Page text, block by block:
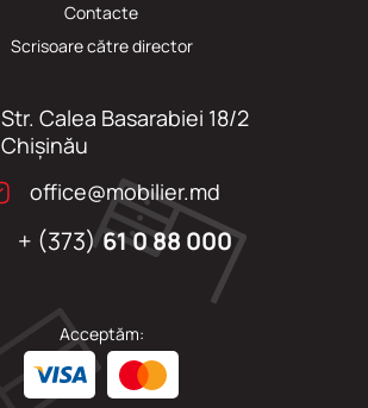
Сontacte
Scrisoare către director
Str. Calea Basarabiei 18/2
Chişinău
office@mobilier.md
+ (373)61 0 88 000
Acceptăm: